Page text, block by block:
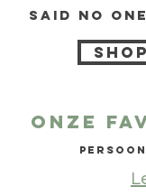
Said no
Onze